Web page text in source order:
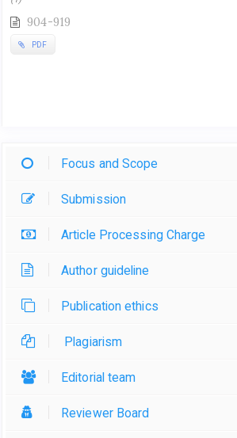
904-919
PDF
Focus and Scope
Submission
Article Processing Charge
Author guideline
Publication ethics
Plagiarism
Editorial team
Reviewer Board